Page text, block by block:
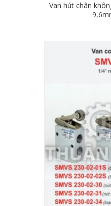
Van hút chân